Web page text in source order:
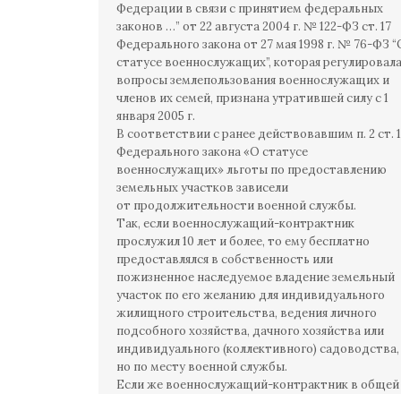
Федерации в связи с принятием федеральных
законов …” от 22 августа 2004 г. № 122-ФЗ ст. 17
Федерального закона от 27 мая 1998 г. № 76-ФЗ
статусе военнослужащих”, которая регулировала
вопросы землепользования военнослужащих и
членов их семей, признана утратившей силу с 1
января 2005 г.
В соответствии с ранее действовавшим п. 2 ст.
Федерального закона «О статусе
военнослужащих» льготы по предоставлению
земельных участков зависели
от продолжительности военной службы.
Так, если военнослужащий-контрактник
прослужил 10 лет и более, то ему бесплатно
предоставлялся в собственность или
пожизненное наследуемое владение земельный
участок по его желанию для индивидуального
жилищного строительства, ведения личного
подсобного хозяйства, дачного хозяйства или
индивидуального (коллективного) садоводства,
но по месту военной службы.
Если же военнослужащий-контрактник в общей